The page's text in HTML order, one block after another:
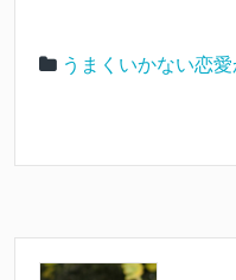
うまくいかない恋